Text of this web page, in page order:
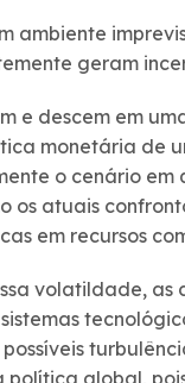
ambiente
geram
e descem em
monetária de
o cenário em
os atuais
em recursos
volatildade,